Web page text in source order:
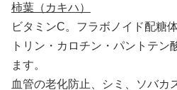
柿葉（カキハ）
ビタミンC。フラボノイド配糖
トリン・カロチン・パントテン
ます。
血管の老化防止、シミ、ソバカ